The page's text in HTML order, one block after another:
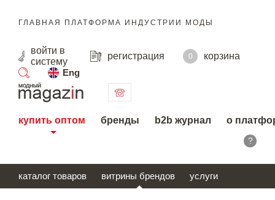
ГЛАВНАЯ ПЛАТФОРМА ИНДУСТРИИ МОДЫ
войти в
систему
регистрация 0
корзина
Eng
поиск
купить оптом бренды b2b журнал о
?
каталог товаров витрины брендов услуги